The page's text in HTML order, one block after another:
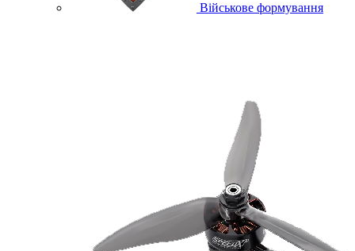
Військове формування